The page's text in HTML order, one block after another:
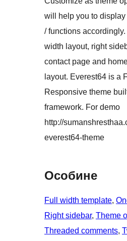
will help you to
/ functions accordingly.
width layout, right
contact page and
layout. Everest64 is a
Responsive theme
framework. For demo
http://
everest64-theme
Особине
Full width template,
Right sidebar, Theme
Threaded comments,